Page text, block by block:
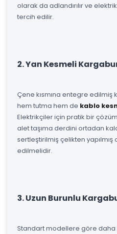
olarak da adlandırılır ve
tercih edilir.
2. Yan Kesmeli
Çene kısmına entegre edilmiş
hem tutma hem de kablo
Elektrikçiler için pratik bir
alet taşıma derdini ortadan
sertleştirilmiş çelikten yapılmış
edilmelidir.
3. Uzun Burunlu
Standart modellere göre daha